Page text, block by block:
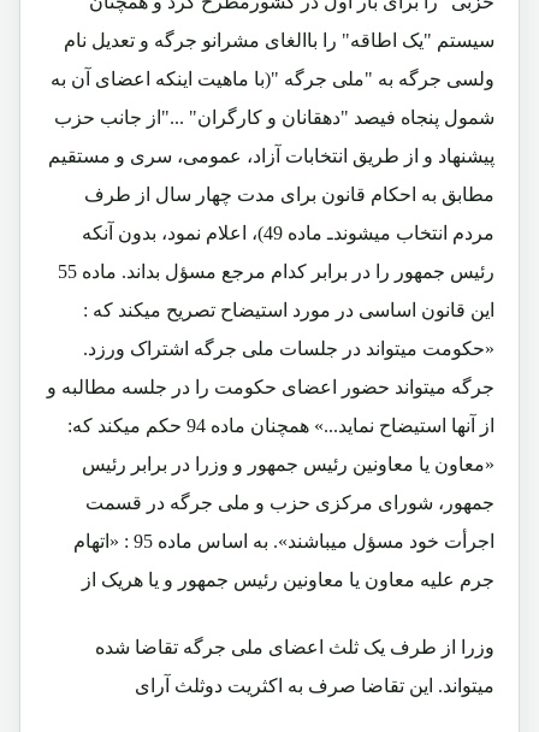
سيستم "یک اطاقه" را باالغای مشرانو جرگه و تعديل نام
ولسی جرگه به "ملی جرگه "(با ماهيت اينکه اعضای آن به
شمول پنجاه فيصد "دهقانان و کارگران" ..."از جانب حزب
پيشنهاد و از طريق انتخابات آزاد، عمومی، سری و مستقيم
مطابق به احکام قانون برای مدت چهار سال از طرف
مردم انتخاب ميشوندـ ماده 49)، اعلام نمود، بدون آنکه
رئيس جمهور را در برابر کدام مرجع مسؤل بداند. ماده 55
اين قانون اساسی در مورد استيضاح تصریح میکند که :
«حکومت ميتواند در جلسات ملی جرگه اشتراک ورزد.
جرگه ميتواند حضور اعضای حکومت را در جلسه مطالبه و
از آنها استيضاح نمايد...» همچنان ماده 94 حکم ميکند که:
«معاون یا معاونين رئيس جمهور و وزرا در برابر رئيس
جمهور، شورای مرکزی حزب و ملی جرگه در قسمت
اجرأت خود مسؤل ميباشند». به اساس ماده 95 : «اتهام
جرم عليه معاون يا معاونين رئيس جمهور و يا هريک از
وزرا از طرف يک ثلث اعضای ملی جرگه تقاضا شده
ميتواند. اين تقاضا صرف به اکثريت دوثلث آرای